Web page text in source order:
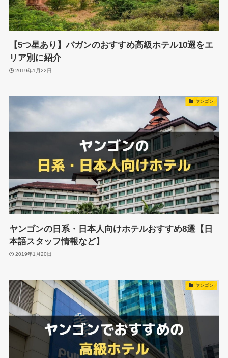
【5つ星あり】バガンのおすすめ高級ホテル10選をエ
リア別に紹介
2019年1月22日
ヤンゴン
ヤンゴンの日系・日本人向けホテルおすすめ8選【日
本語スタッフ情報など】
2019年1月20日
ヤンゴン